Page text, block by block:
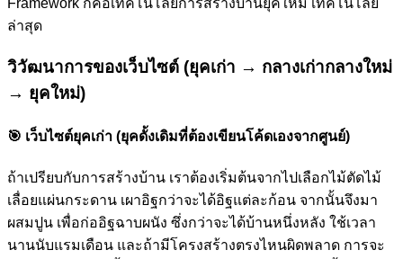
Framework ก็คือเทคโนโลยีการสร้างบ้านยุคใหม่ เทคโนโลยี
ล่าสุด
วิวัฒนาการของเว็บไซต์ (ยุคเก่า → กลางเก่ากลางใหม่
→ ยุคใหม่)
🎯 เว็บไซต์ยุคเก่า (ยุคดั้งเดิมที่ต้องเขียนโค้ดเองจากศูนย์)
ถ้าเปรียบกับการสร้างบ้าน เราต้องเริ่มต้นจากไปเลือกไม้ตัดไม้
เลื่อยแผ่นกระดาน เผาอิฐกว่าจะได้อิฐแต่ละก้อน จากนั้นจึงมา
ผสมปูน เพื่อก่ออิฐฉาบผนัง ซึ่งกว่าจะได้บ้านหนึ่งหลัง ใช้เวลา
นานนับแรมเดือน และถ้ามีโครงสร้างตรงไหนผิดพลาด การจะ